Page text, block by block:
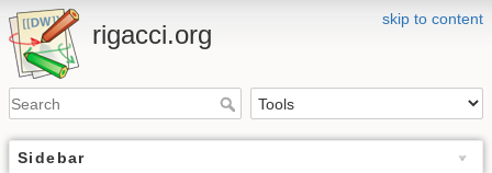
skip to content
rigacci.org
Sidebar